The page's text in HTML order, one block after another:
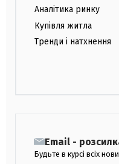
Аналітика ринку
Купівля житла
Тренди і натхнення
Email -
Будьте в курсі всіх